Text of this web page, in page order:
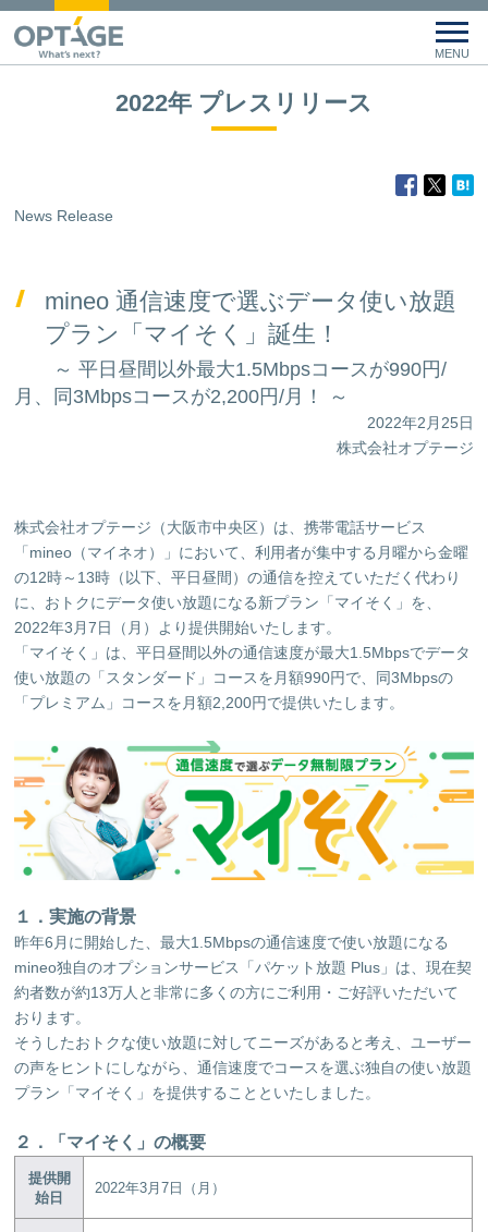
2022年 プレスリリース
News Release
mineo 通信速度で選ぶデータ使い放題
プラン「マイそく」誕生！
～ 平日昼間以外最大1.5Mbpsコースが990円/
月、同3Mbpsコースが2,200円/月！ ～
2022年2月25日
株式会社オプテージ
株式会社オプテージ（大阪市中央区）は、携帯電話サービス
「mineo（マイネオ）」において、利用者が集中する月曜から金曜
の12時～13時（以下、平日昼間）の通信を控えていただく代わり
に、おトクにデータ使い放題になる新プラン「マイそく」を、
2022年3月7日（月）より提供開始いたします。
「マイそく」は、平日昼間以外の通信速度が最大1.5Mbpsでデータ
使い放題の「スタンダード」コースを月額990円で、同3Mbpsの
「プレミアム」コースを月額2,200円で提供いたします。
１．実施の背景
昨年6月に開始した、最大1.5Mbpsの通信速度で使い放題になる
mineo独自のオプションサービス「パケット放題 Plus」は、現在契
約者数が約13万人と非常に多くの方にご利用・ご好評いただいて
おります。
そうしたおトクな使い放題に対してニーズがあると考え、ユーザー
の声をヒントにしながら、通信速度でコースを選ぶ独自の使い放題
プラン「マイそく」を提供することといたしました。
２．「マイそく」の概要
提供開
始日
2022年3月7日（月）